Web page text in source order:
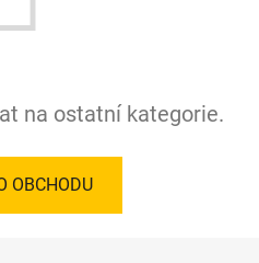
na ostatní kategorie.
OBCHODU